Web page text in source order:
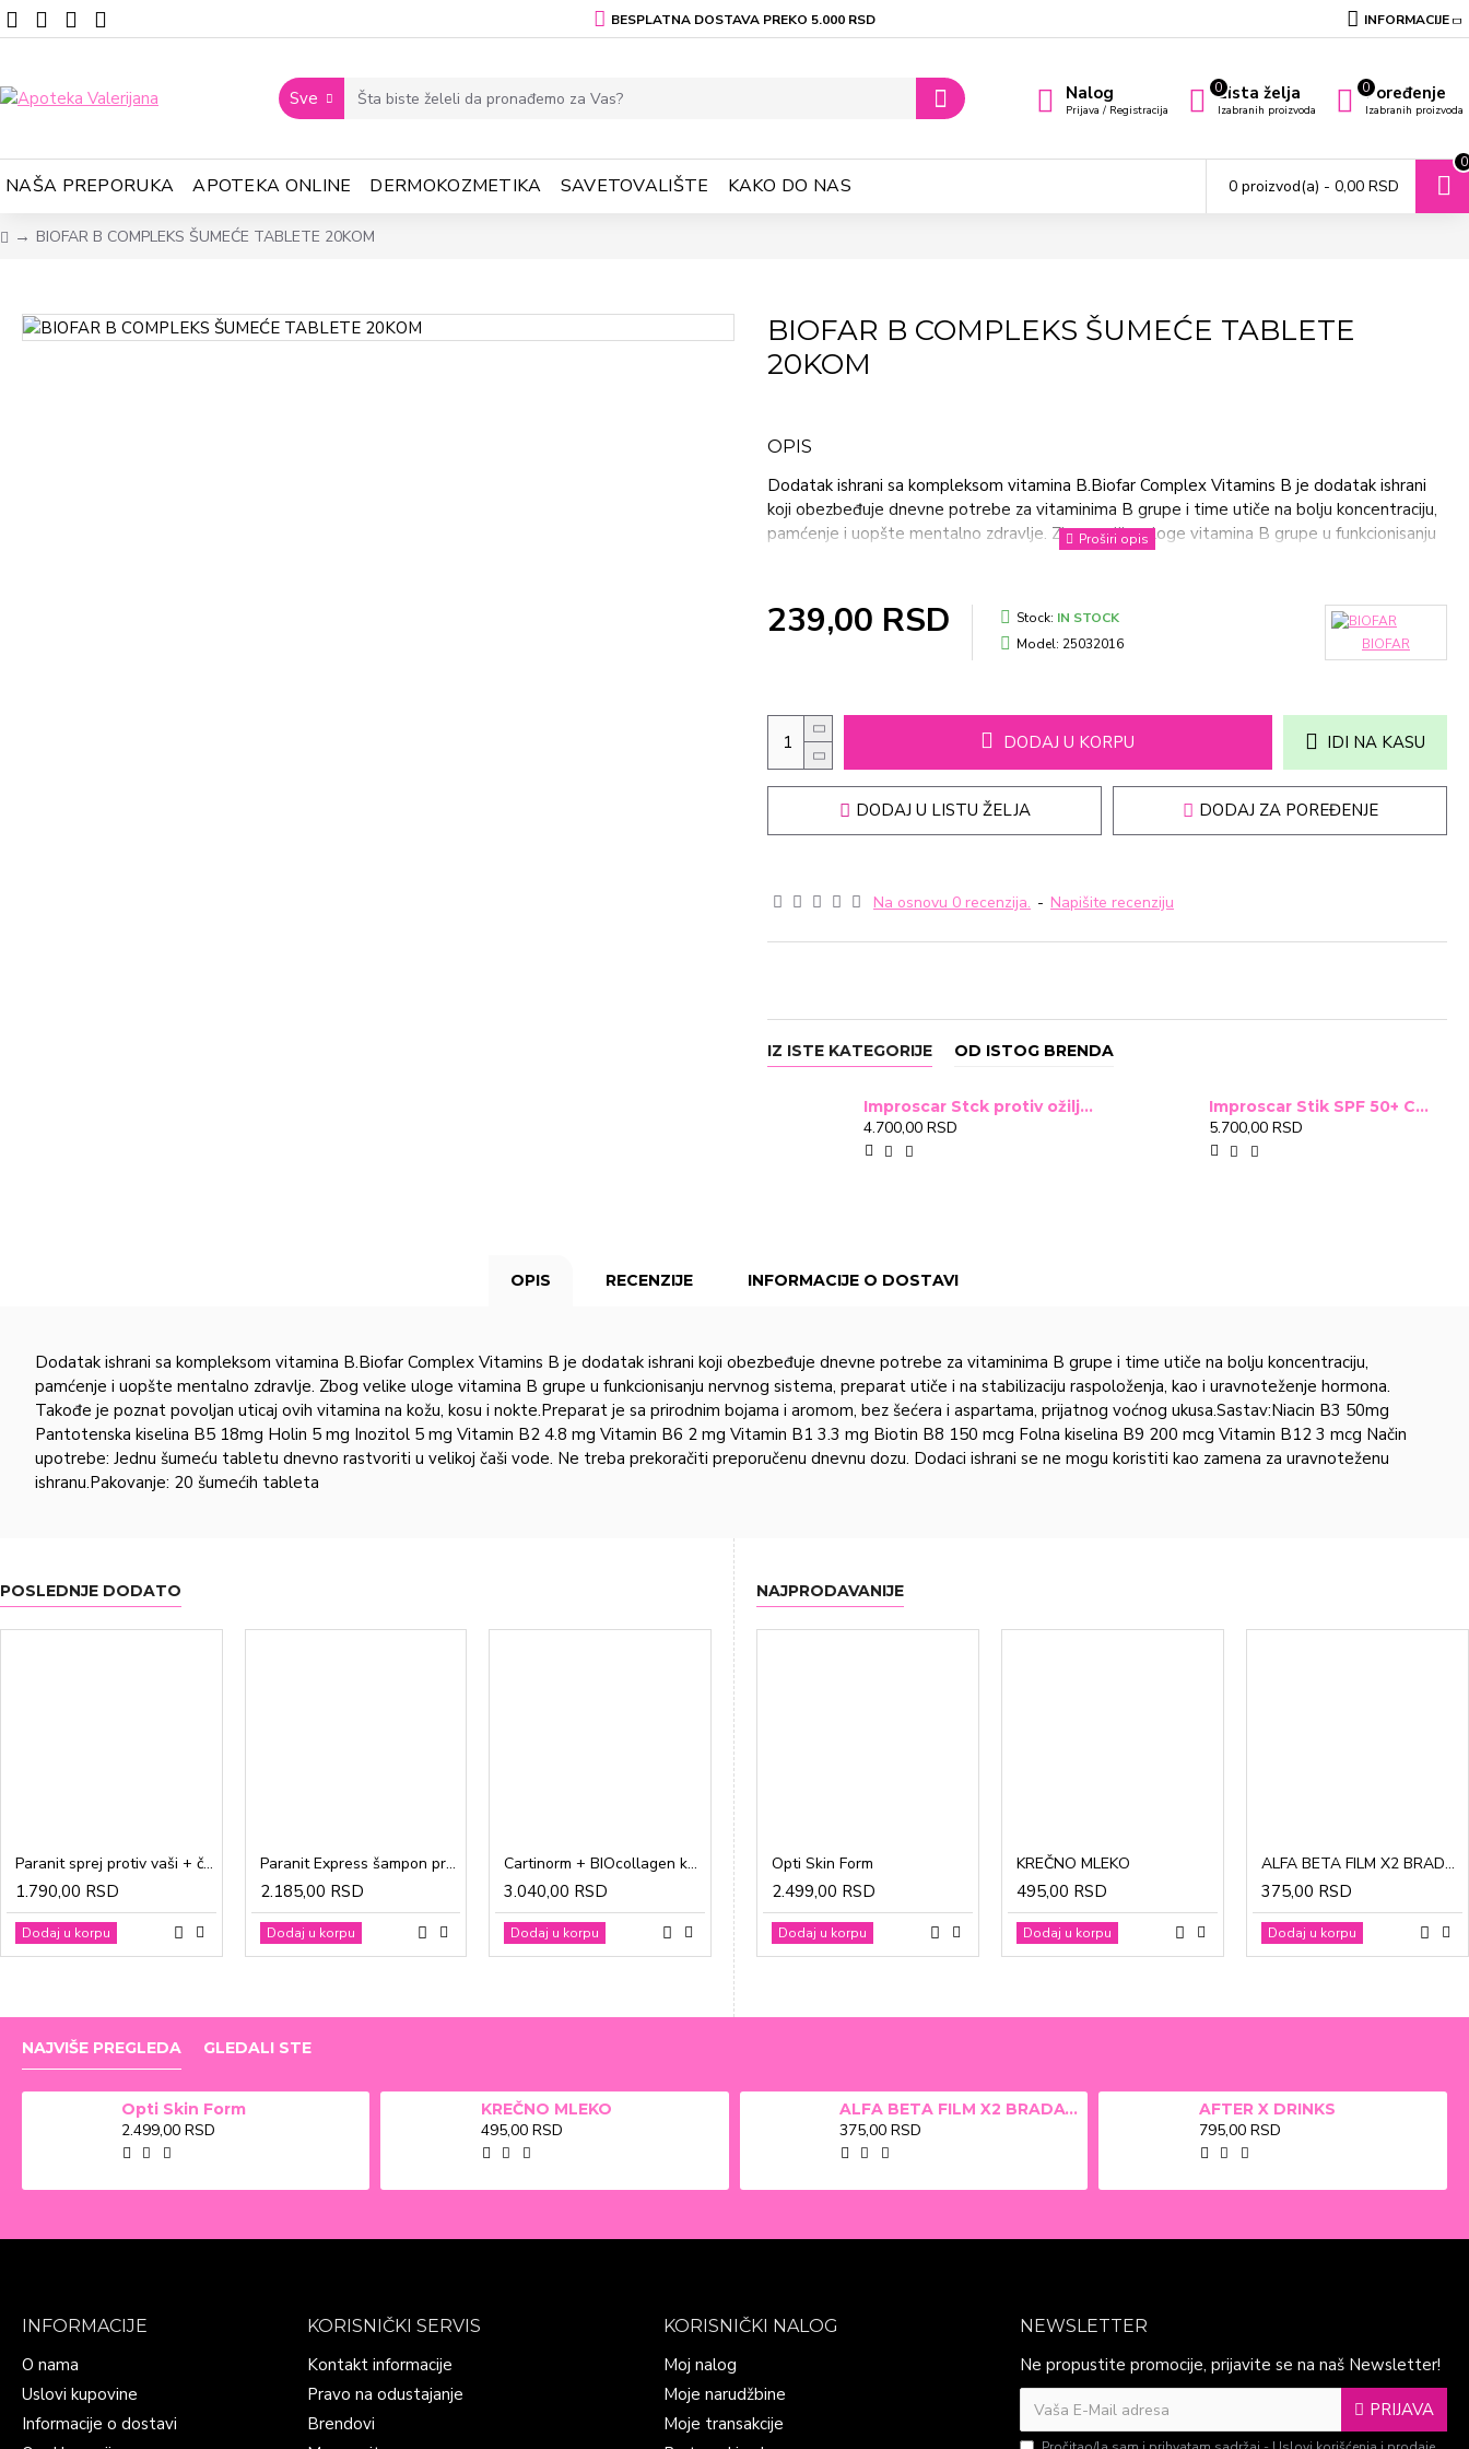
BESPLATNA DOSTAVA PREKO 5.000 RSD INFORMACIJE
Sve Nalog
Prijava / Registracija
Lista želja
Izabranih proizvoda
0 Poređenje
Izabranih proizvoda
0
NAŠA PREPORUKA APOTEKA ONLINE DERMOKOZMETIKA SAVETOVALIŠTE KAKO DO NAS 0 proizvod(a) - 0,00 RSD
0
BIOFAR B COMPLEKS ŠUMEĆE TABLETE 20KOM
BIOFAR B COMPLEKS ŠUMEĆE TABLETE
20KOM
OPIS
Dodatak ishrani sa kompleksom vitamina B.Biofar Complex Vitamins B je dodatak ishrani
koji obezbeđuje dnevne potrebe za vitaminima B grupe i time utiče na bolju koncentraciju,
pamćenje i uopšte mentalno zdravlje. Zbog velike uloge vitamina B grupe u funkcionisanju
sa prirodnim bojama i aromom, bez šećera i aspartama, prijatnog voćnog
ukusa.Sastav:Niacin B3 50mg Pantotenska kiselina B5 18mg Holin 5 mg Inozitol 5 mg
Vitamin В2 4.8 mg Vitamin В6 2 mg Vitamin В1 3.3 mg Biotin В8 150 mcg Folna kiselina
koristiti kao zamena za uravnoteženu ishranu.Pakovanje: 20 šumećih tableta
Na osnovu 0 recenzija. - Napišite recenziju
239,00 RSD Stock: IN STOCK
Model: 25032016 BIOFAR
DODAJ U KORPU IDI NA KASU
DODAJ U LISTU ŽELJA DODAJ ZA POREĐENJE
IZ ISTE KATEGORIJE OD ISTOG BRENDA
Improscar Stck protiv ožiljaka 4,6g
4.700,00 RSD
Improscar Stik SPF 50+ Conceal 6,9g (tonirani)
5.700,00 RSD
OPIS RECENZIJE INFORMACIJE O DOSTAVI
Dodatak ishrani sa kompleksom vitamina B.Biofar Complex Vitamins B je dodatak ishrani koji obezbeđuje dnevne potrebe za vitaminima B grupe i time utiče na bolju koncentraciju,
pamćenje i uopšte mentalno zdravlje. Zbog velike uloge vitamina B grupe u funkcionisanju nervnog sistema, preparat utiče i na stabilizaciju raspoloženja, kao i uravnoteženje hormona.
Takođe je poznat povoljan uticaj ovih vitamina na kožu, kosu i nokte.Preparat je sa prirodnim bojama i aromom, bez šećera i aspartama, prijatnog voćnog ukusa.Sastav:Niacin B3 50mg
Pantotenska kiselina B5 18mg Holin 5 mg Inozitol 5 mg Vitamin В2 4.8 mg Vitamin В6 2 mg Vitamin В1 3.3 mg Biotin В8 150 mcg Folna kiselina В9 200 mcg Vitamin В12 3 mcg Način
upotrebe: Jednu šumeću tabletu dnevno rastvoriti u velikoj čaši vode. Ne treba prekoračiti preporučenu dnevnu dozu. Dodaci ishrani se ne mogu koristiti kao zamena za uravnoteženu
ishranu.Pakovanje: 20 šumećih tableta
POSLEDNJE DODATO
Paranit sprej protiv vaši + češalj 100ml
1.790,00 RSD
Dodaj u korpu
Paranit Express šampon protiv vaši + češalj 200ml
2.185,00 RSD
Dodaj u korpu
Cartinorm + BIOcollagen kesice a20
3.040,00 RSD
Dodaj u korpu
Gravidon A tablete a30
1.865,00 RSD
Dodaj u korpu
CinkDermin pasta 5g
280,00 RSD
Dodaj u korpu
Mustela Cold krema za lice 40ml
1.370,00 RSD
Dodaj u korpu
NAJPRODAVANIJE
Opti Skin Form
2.499,00 RSD
Dodaj u korpu
KREČNO MLEKO
495,00 RSD
Dodaj u korpu
ALFA BETA FILM X2 BRADAVICE, KURJE OKO 15ml
375,00 RSD
Dodaj u korpu
NAJVIŠE PREGLEDA GLEDALI STE
Opti Skin Form
2.499,00 RSD
KREČNO MLEKO
495,00 RSD
ALFA BETA FILM X2 BRADAVICE, KURJE OKO 15ml
375,00 RSD
AFTER X DRINKS
795,00 RSD
INFORMACIJE
O nama
Uslovi kupovine
Informacije o dostavi
KORISNIČKI SERVIS
Kontakt informacije
Pravo na odustajanje
Brendovi
KORISNIČKI NALOG
Moj nalog
Moje narudžbine
Moje transakcije
NEWSLETTER
Ne propustite promocije, prijavite se na naš Newsletter!
PRIJAVA